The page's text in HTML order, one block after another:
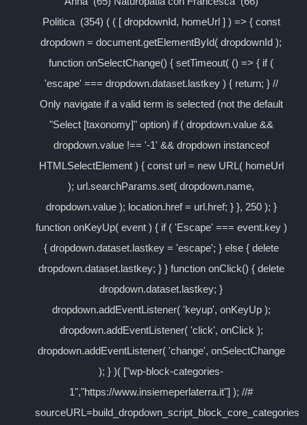
Politica (354) ( ( [ dropdownId, homeUrl ] ) => { const
dropdown = document.getElementById( dropdownId );
function onSelectChange() { setTimeout( () => { if (
'escape' === dropdown.dataset.lastkey ) { return; } //
Only navigate if a valid term is selected (not the default
"Select [taxonomy]" option) if ( dropdown.value &&
dropdown.value !== '-1' && dropdown instanceof
HTMLSelectElement ) { const url = new URL( homeUrl
); url.searchParams.set( dropdown.name,
dropdown.value ); location.href = url.href; } }, 250 ); }
function onKeyUp( event ) { if ( 'Escape' === event.key )
{ dropdown.dataset.lastkey = 'escape'; } else { delete
dropdown.dataset.lastkey; } } function onClick() { delete
dropdown.dataset.lastkey; }
dropdown.addEventListener( 'keyup', onKeyUp );
dropdown.addEventListener( 'click', onClick );
dropdown.addEventListener( 'change', onSelectChange
); } )( ["wp-block-categories-
1","https://www.insiemeperlaterra.it"] ); //#
sourceURL=build_dropdown_script_block_core_categories